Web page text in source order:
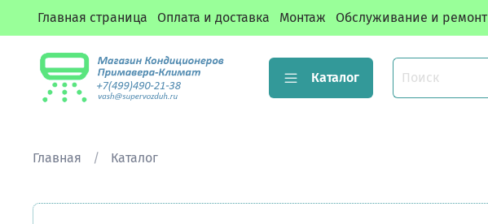
Главная страница Оплата и доставка Монтаж Обслуживание и ремонт
Каталог
Главная Каталог